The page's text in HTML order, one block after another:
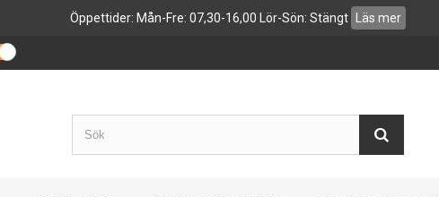
Öppettider: Mån-Fre: 07,30-16,00 Lör-Sön: Stängt Läs mer